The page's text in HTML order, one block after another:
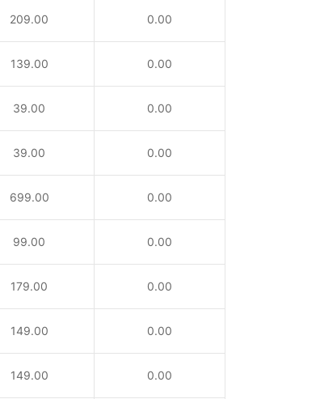
209.00 0.00
139.00 0.00
39.00 0.00
39.00 0.00
699.00 0.00
99.00 0.00
179.00 0.00
149.00 0.00
149.00 0.00